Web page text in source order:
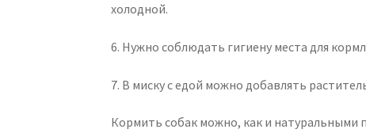
холодной.
6. Нужно соблюдать гигиену места для
7. В миску с едой можно добавлять
Кормить собак можно, как и